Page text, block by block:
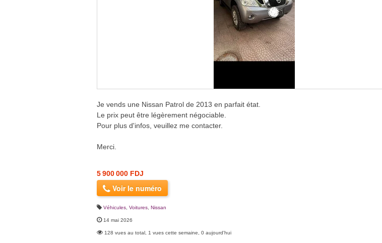
Je vends une Nissan Patrol de 2013 en parfait état.
Le prix peut être légèrement négociable.
Pour plus d'infos, veuillez me contacter.
Merci.
5 900 000 FDJ
Voir le numéro
Véhicules Voitures Nissan
14 mai 2026
128 vues au total, 1 vues cette semaine, 0 aujourd'hui